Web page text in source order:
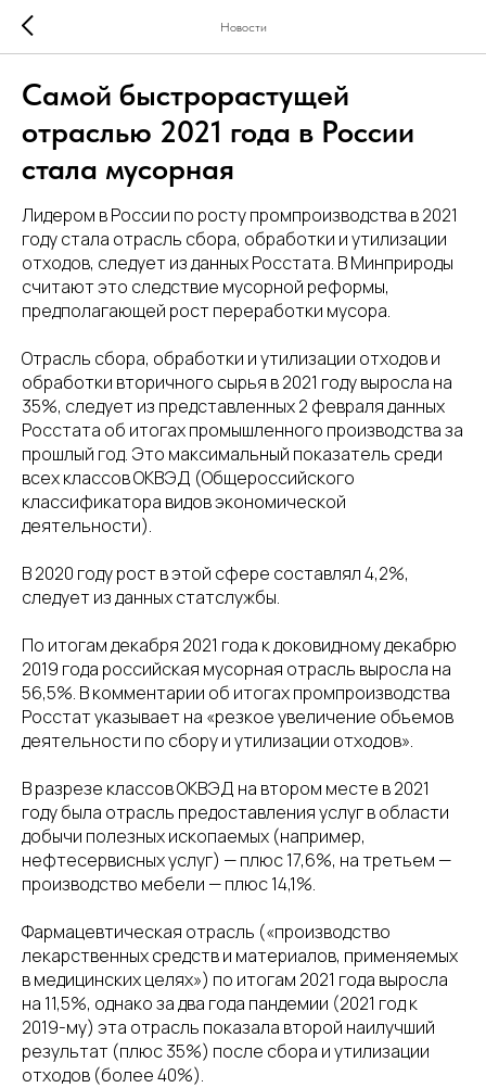
Новости
Самой быстрорастущей
отраслью 2021 года в России
стала мусорная
Лидером в России по росту промпроизводства в 2021
году стала отрасль сбора, обработки и утилизации
отходов, следует из данных Росстата. В Минприроды
считают это следствие мусорной реформы,
предполагающей рост переработки мусора.
Отрасль сбора, обработки и утилизации отходов и
обработки вторичного сырья в 2021 году выросла на
35%, следует из представленных 2 февраля данных
Росстата об итогах промышленного производства за
прошлый год. Это максимальный показатель среди
всех классов ОКВЭД (Общероссийского
классификатора видов экономической
деятельности).
В 2020 году рост в этой сфере составлял 4,2%,
следует из данных статслужбы.
По итогам декабря 2021 года к доковидному декабрю
2019 года российская мусорная отрасль выросла на
56,5%. В комментарии об итогах промпроизводства
Росстат указывает на «резкое увеличение объемов
деятельности по сбору и утилизации отходов».
В разрезе классов ОКВЭД на втором месте в 2021
году была отрасль предоставления услуг в области
добычи полезных ископаемых (например,
нефтесервисных услуг) — плюс 17,6%, на третьем —
производство мебели — плюс 14,1%.
Фармацевтическая отрасль («производство
лекарственных средств и материалов, применяемых
в медицинских целях») по итогам 2021 года выросла
на 11,5%, однако за два года пандемии (2021 год к
2019-му) эта отрасль показала второй наилучший
результат (плюс 35%) после сбора и утилизации
отходов (более 40%).